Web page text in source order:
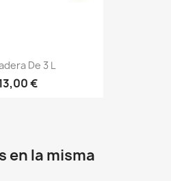
De 3 L
€
en la misma